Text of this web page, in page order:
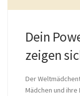
Dein
zeigen
Der
Mädchen und